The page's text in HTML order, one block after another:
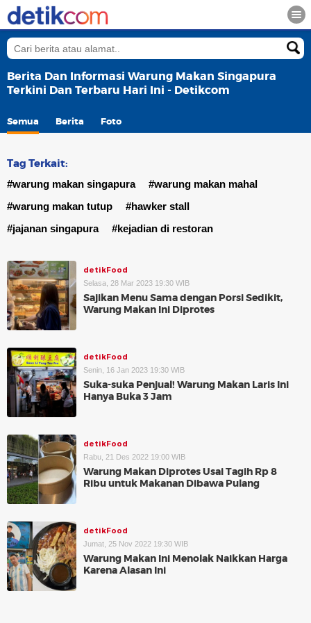
Berita Dan Informasi Warung Makan Singapura
Terkini Dan Terbaru Hari Ini - Detikcom
Semua Berita Foto
Tag Terkait:
#warung makan singapura
#warung makan mahal
#warung makan tutup
#hawker stall
#jajanan singapura
#kejadian di restoran
detikFood
Selasa, 28 Mar 2023 19:30 WIB
Sajikan Menu Sama dengan Porsi Sedikit,
Warung Makan Ini Diprotes
detikFood
Senin, 16 Jan 2023 19:30 WIB
Suka-suka Penjual! Warung Makan Laris Ini
Hanya Buka 3 Jam
detikFood
Rabu, 21 Des 2022 19:00 WIB
Warung Makan Diprotes Usai Tagih Rp 8
Ribu untuk Makanan Dibawa Pulang
detikFood
Jumat, 25 Nov 2022 19:30 WIB
Warung Makan Ini Menolak Naikkan Harga
Karena Alasan Ini